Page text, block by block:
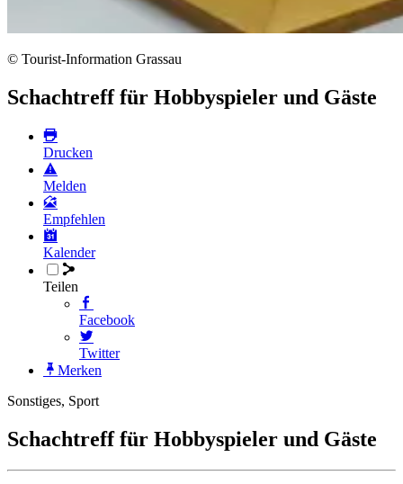
© Tourist-Information Grassau
Schachtreff für Hobbyspieler und Gäste
Drucken
Melden
Empfehlen
Kalender
Teilen
Facebook
Twitter
Merken
Sonstiges, Sport
Schachtreff für Hobbyspieler und Gäste